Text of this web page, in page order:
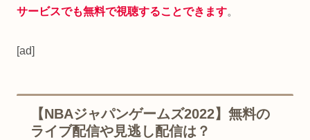
サービスでも無料で視聴することできます。
[ad]
【NBAジャパンゲームズ2022】無料の
ライブ配信や見逃し配信は？